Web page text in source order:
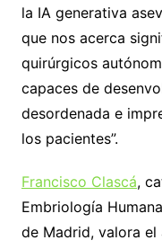
la IA generativa
que nos acerca
quirúrgicos
capaces de
desordenada e
los pacientes”.
Francisco Clascá,
Embriología
de Madrid, valora el